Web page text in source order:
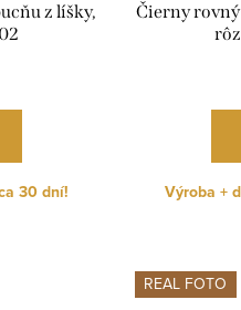
z líšky,
30 dní!
Čierny rovný
Výroba +
REAL FOTO